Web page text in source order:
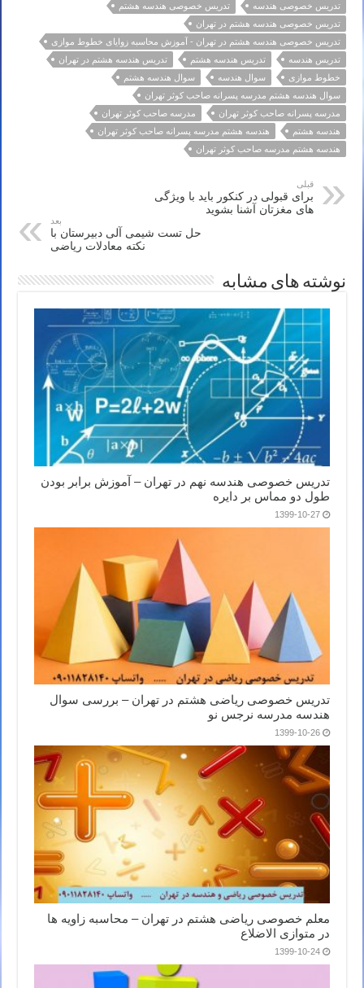
تدریس خصوصی هندسه
تدریس خصوصی هندسه هشتم
تدریس خصوصی هندسه هشتم در تهران
تدریس خصوصی هندسه هشتم در تهران - آموزش محاسبه زوایای خطوط موازی
تدریس هندسه
تدریس هندسه هشتم
تدریس هندسه هشتم در تهران
خطوط موازی
سوال هندسه
سوال هندسه هشتم
سوال هندسه هشتم مدرسه پسرانه صاحب کوثر تهران
مدرسه پسرانه صاحب کوثر تهران
مدرسه صاحب کوثر تهران
هندسه هشتم
هندسه هشتم مدرسه پسرانه صاحب کوثر تهران
هندسه هشتم مدرسه صاحب کوثر تهران
قبلی
برای قبولی در کنکور باید با ویژگی
های مغزتان آشنا بشوید
بعد
حل تست شیمی آلی دبیرستان با
نکته معادلات ریاضی
نوشته های مشابه
تدریس خصوصی هندسه نهم در تهران – آموزش برابر بودن
طول دو مماس بر دایره
1399-10-27
تدریس خصوصی ریاضی هشتم در تهران – بررسی سوال
هندسه مدرسه نرجس نو
1399-10-26
معلم خصوصی ریاضی هشتم در تهران – محاسبه زاویه ها
در متوازی الاضلاع
1399-10-24